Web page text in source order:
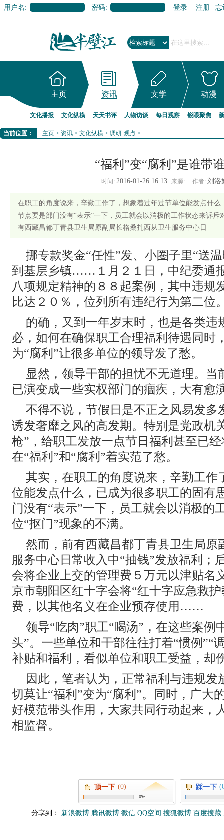
用户名: 密码: 登录 注册 忘
主页 资讯 文学 动漫
文化播报 文化纵横 天天书评 人物访谈 每日观察 锐眼聚焦
当前位置： 主页 > 资讯 > 文化纵横 > 调研·观点 >
“福利”变“腐利”是谁带
时间: 2016-01-26 16:13 来源: 作者: 刘
在职工的角度说来，辛勤工作了，想象着过年过节单位能发点什
节点要是部门没有“表示”一下，员工就会以消极的工作状态来诉斥
有西藏昌都丁青县卫生局原副局长格桑扎西从卫生服务中心日
挪专款奖金“任性”发、小圈子里“送
到基层乡镇……１月２１日，中纪委通
八项规定精神的８８起案例，其中违规
比达２０％，位列所有违纪行为第二位
的确，又到一年岁末时，也是各类违
必，如何在确保职工合理福利待遇同时
为“腐利”让很多单位的领导发了愁。
显然，领导干部的担忧不无道理。当
已演变成一些实权部门的痼疾，大有愈
不得不说，节假日是不正之风易发多
诱发奢靡之风的高发期。特别是党政机
枪”，给职工发放一点节日福利甚至已
在“福利”和“腐利”着实范了愁。
其实，在职工的角度说来，辛勤工作
位能发点什么，已成为很多职工的固有
门没有“表示”一下，员工就会以消极的
位“抠门”现象的不满。
然而，前有西藏昌都丁青县卫生局原
服务中心日常收入中“抽钱”发放福利；
会将企业上交的管理费５万元以津贴名
京市朝阳区红十字会将“红十字应急救
费，以其他名义在企业预存使用……
领导“吃肉”职工“喝汤”，在这些案例
头”。一些单位和干部往往打着“惯例”“
补贴和福利，看似单位和职工受益，却
因此，笔者认为，正常福利与违规发
切莫让“福利”变为“腐利”。同时，广大
好模范带头作用，大家共同行动起来，
相监督。
顶一下 (0)
0%
踩一下
分享到： 新浪微博 腾讯微博 微信 QQ空间 搜狐微博 百度搜藏